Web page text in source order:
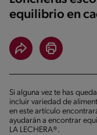
equilibrio en
Si alguna vez te has
incluir variedad de
en este artículo
ayudarán a encontrar
LA LECHERA®.